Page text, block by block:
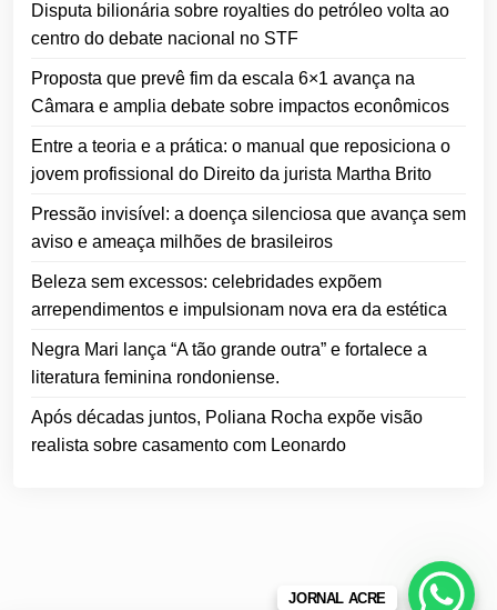
Disputa bilionária sobre royalties do petróleo volta ao
centro do debate nacional no STF
Proposta que prevê fim da escala 6×1 avança na
Câmara e amplia debate sobre impactos econômicos
Entre a teoria e a prática: o manual que reposiciona o
jovem profissional do Direito da jurista Martha Brito
Pressão invisível: a doença silenciosa que avança sem
aviso e ameaça milhões de brasileiros
Beleza sem excessos: celebridades expõem
arrependimentos e impulsionam nova era da estética
Negra Mari lança “A tão grande outra” e fortalece a
literatura feminina rondoniense.
Após décadas juntos, Poliana Rocha expõe visão
realista sobre casamento com Leonardo
JORNAL ACRE